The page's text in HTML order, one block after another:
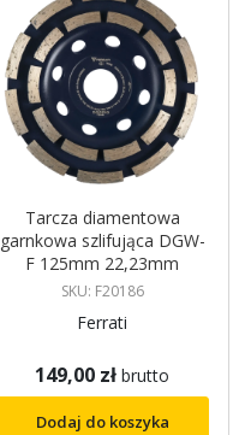
Tarcza diamentowa
garnkowa szlifująca DGW-
F 125mm 22,23mm
DOPPIO FERRATI
SKU: F20186
Ferrati
149,00 zł brutto
Dodaj do koszyka